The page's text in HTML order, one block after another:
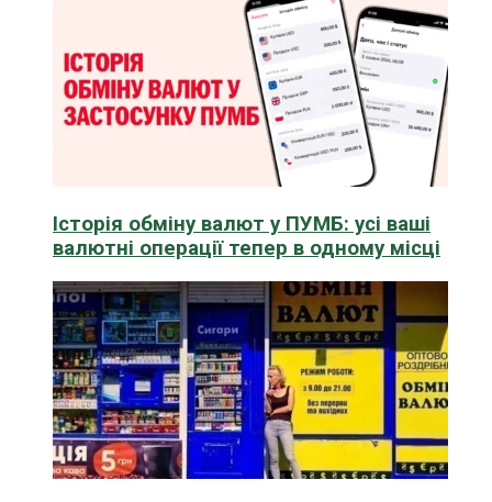
Історія обміну валют у ПУМБ: усі ваші
валютні операції тепер в одному місці